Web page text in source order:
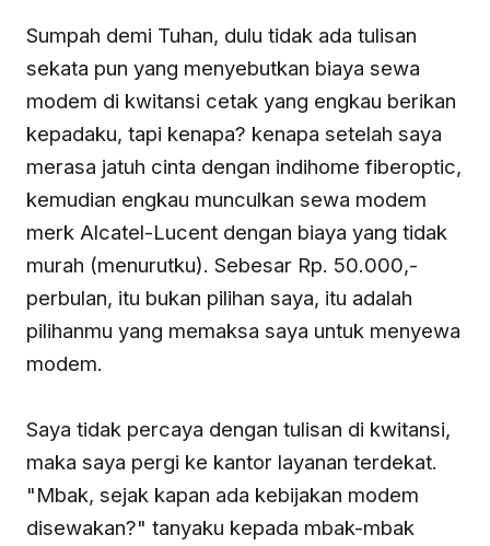
Sumpah demi Tuhan, dulu tidak ada tulisan
sekata pun yang menyebutkan biaya sewa
modem di kwitansi cetak yang engkau berikan
kepadaku, tapi kenapa? kenapa setelah saya
merasa jatuh cinta dengan indihome fiberoptic,
kemudian engkau munculkan sewa modem
merk Alcatel-Lucent dengan biaya yang tidak
murah (menurutku). Sebesar Rp. 50.000,-
perbulan, itu bukan pilihan saya, itu adalah
pilihanmu yang memaksa saya untuk menyewa
modem.
Saya tidak percaya dengan tulisan di kwitansi,
maka saya pergi ke kantor layanan terdekat.
"Mbak, sejak kapan ada kebijakan modem
disewakan?" tanyaku kepada mbak-mbak